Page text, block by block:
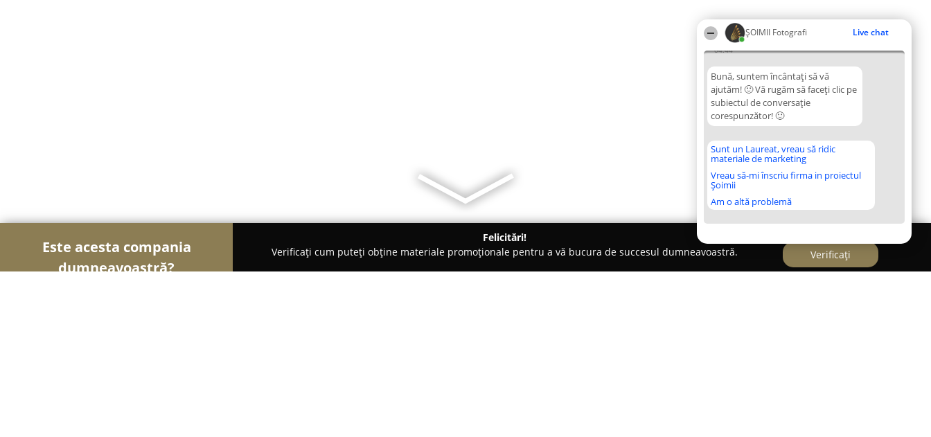
ȘOIMII Fotografi Live chat
04:44
Bună, suntem încântați să vă
ajutăm! 🙂 Vă rugăm să faceți clic pe
subiectul de conversație
corespunzător! 🙂
Sunt un Laureat, vreau să ridic
materiale de marketing
Vreau să-mi înscriu firma in proiectul
Șoimii
Am o altă problemă
Este acesta compania
dumneavoastră?
Felicitări!
Verificați cum puteți obține materiale promoționale pentru a vă bucura de succesul dumneavoastră.
Verificați